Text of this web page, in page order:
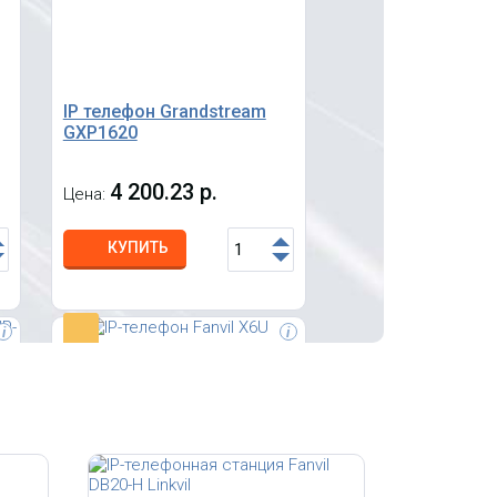
IP телефон Grandstream
GXP1620
Цена: 4 200.23 р.
КУПИТЬ
i i
емкостью 1900 мАч